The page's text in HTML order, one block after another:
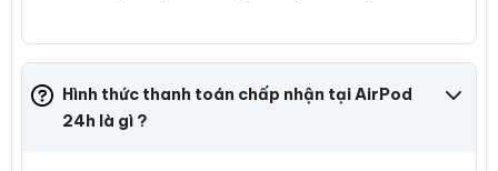
Hình thức thanh toán chấp nhận tại AirPod
24h là gì ?